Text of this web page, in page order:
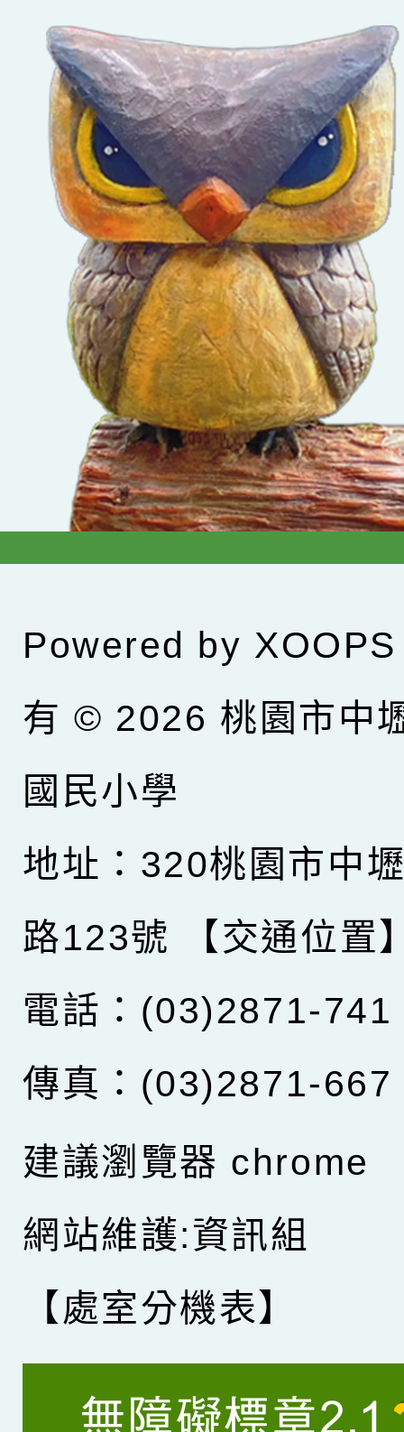
Powered by XOOPS
有 © 2026 桃園市中
國民小學
地址：320桃園市中
路123號
【交通位置
電話：(03)2871-741
傳真：(03)2871-667
建議瀏覽器 chrome
網站維護:資訊組
【處室分機表】